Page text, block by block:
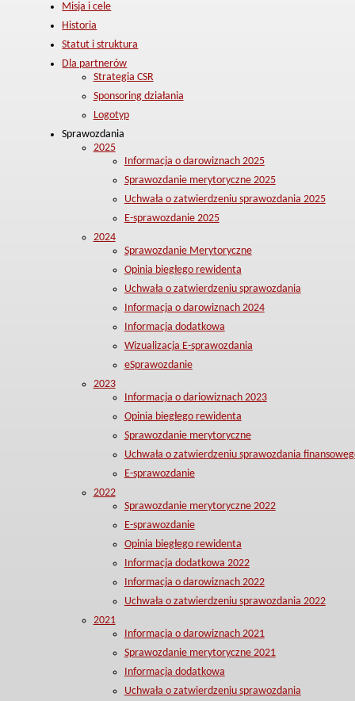
Misja i cele
Historia
Statut i struktura
Dla partnerów
Strategia CSR
Sponsoring działania
Logotyp
Sprawozdania
2025
Informacja o darowiznach 2025
Sprawozdanie merytoryczne 2025
Uchwała o zatwierdzeniu sprawozdania 2025
E-sprawozdanie 2025
2024
Sprawozdanie Merytoryczne
Opinia biegłego rewidenta
Uchwała o zatwierdzeniu sprawozdania
Informacja o darowiznach 2024
Informacja dodatkowa
Wizualizacja E-sprawozdania
eSprawozdanie
2023
Informacja o dariowiznach 2023
Opinia biegłego rewidenta
Sprawozdanie merytoryczne
Uchwała o zatwierdzeniu sprawozdania
E-sprawozdanie
2022
Sprawozdanie merytoryczne 2022
E-sprawozdanie
Opinia biegłego rewidenta
Informacja dodatkowa 2022
Informacja o darowiznach 2022
Uchwała o zatwierdzeniu sprawozdania 2022
2021
Informacja o darowiznach 2021
Sprawozdanie merytoryczne 2021
Informacja dodatkowa
Uchwała o zatwierdzeniu sprawozdania